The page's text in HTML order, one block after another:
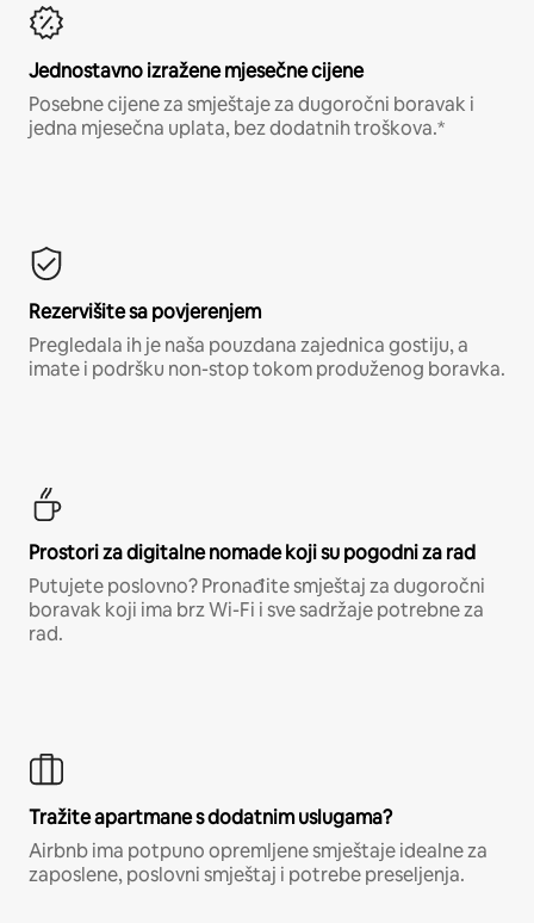
Jednostavno izražene mjesečne cijene
Posebne cijene za smještaje za dugoročni boravak i
jedna mjesečna uplata, bez dodatnih troškova.*
Rezervišite sa povjerenjem
Pregledala ih je naša pouzdana zajednica gostiju, a
imate i podršku non-stop tokom produženog boravka.
Prostori za digitalne nomade koji su pogodni za rad
Putujete poslovno? Pronađite smještaj za dugoročni
boravak koji ima brz Wi-Fi i sve sadržaje potrebne za
rad.
Tražite apartmane s dodatnim uslugama?
Airbnb ima potpuno opremljene smještaje idealne za
zaposlene, poslovni smještaj i potrebe preseljenja.